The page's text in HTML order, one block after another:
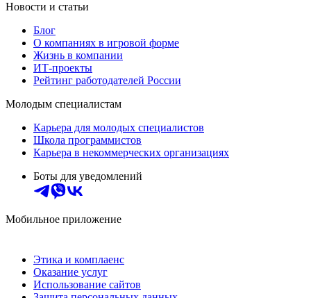
Новости и статьи
Блог
О компаниях в игровой форме
Жизнь в компании
ИТ-проекты
Рейтинг работодателей России
Молодым специалистам
Карьера для молодых специалистов
Школа программистов
Карьера в некоммерческих организациях
Боты для уведомлений
Мобильное приложение
Этика и комплаенс
Оказание услуг
Использование сайтов